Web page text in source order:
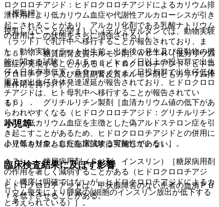
（授乳婦）
授乳しないことが望ましい（テルミサルタンでは、動物実験
（ラット）で乳汁中へ移行することが報告されており、ま
た、動物実験（ラット出生前、出生後の発生及び母動物の機
能に関する試験）の１５ｍｇ／ｋｇ／日以上の投与群で出生
仔４日生存率低下、５０ｍｇ／ｋｇ／日投与群で出生仔低体
重及び出生仔身体発達遅延が報告されており、ヒドロクロロ
チアジドは、ヒト母乳中へ移行することが報告されてい
る）。
小児等
小児等を対象とした臨床試験は実施していない。
臨床検査結果に及ぼす影響
ヒドロクロロチアジドは、甲状腺障害のない患者の血清ＰＢ
Ｉを低下させることがある。
ロクロロチアジド：ヒドロクロロチアジドによるカリウム排
泄作用により低カリウム血症や代謝性アルカローシスが引き
起こされることがあり、アルカリ化剤である乳酸ナトリウム
の併用はこの状態をさらに増強させる）］。
１５）． 糖質副腎皮質ホルモン剤、ＡＣＴＨ［低カリウム
血症が発現することがある（ヒドロクロロチアジド：ヒドロ
クロロチアジド及び糖質副腎皮質ホルモン剤ともカリウム排
泄作用を持つ）］。
１６）． グリチルリチン製剤［血清カリウム値の低下があ
らわれやすくなる（ヒドロクロロチアジド：グリチルリチン
製剤は低カリウム血症を主徴とした偽アルドステロン症を引
き起こすことがあるため、ヒドロクロロチアジドとの併用に
より低カリウム血症を増強する可能性がある）］。
１７）． 糖尿病用剤（ＳＵ剤、インスリン）［糖尿病用剤
の作用を著しく減弱することがある（ヒドロクロロチアジ
ド：機序は明確ではないが、ヒドロクロロチアジドによるカ
リウム喪失により膵臓のβ細胞のインスリン放出が低下する
と考えられている）］。